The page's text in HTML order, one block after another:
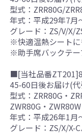
型式：ZRR80G/
年式：平成29年7月
グレード：ZS/V/X/
※快適温熱シート
※助手席バックテ
■[当社品番
45-60日後お届け(
型式：ZRR80G・
ZWR80G・ZWR80W
年式：平成26年1月
グレード：ZS/X/X-